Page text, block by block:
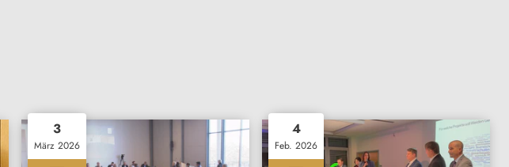
3
März 2026
4
Feb. 2026